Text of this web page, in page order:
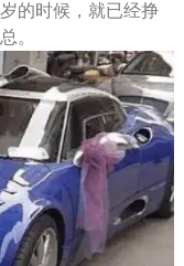
的时候，就已经挣
。